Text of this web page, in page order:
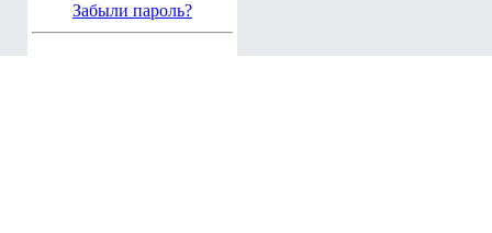
Забыли пароль?